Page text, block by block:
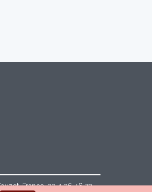
France, 33 4 26 46 73